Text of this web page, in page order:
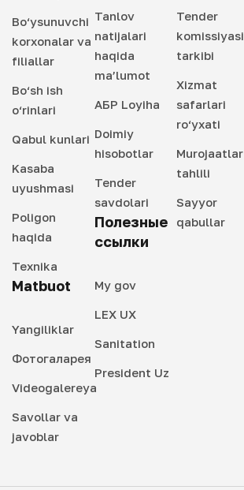
Bo‘ysunuvchi
korxonalar va
filiallar
Bo‘sh ish
o‘rinlari
Qabul kunlari
Kasaba
uyushmasi
Poligon
haqida
Texnika
Matbuot
Yangiliklar
Фотогаларея
Videogalereya
Savollar va
javoblar
Tanlov
natijalari
haqida
ma’lumot
АБР Loyiha
Doimiy
hisobotlar
Tender
savdolari
Полезные
ссылки
My gov
LEX UX
Sanitation
President Uz
Tender
komissiyasi
tarkibi
Xizmat
safarlari
ro‘yxati
Murojaatlar
tahlili
Sayyor
qabullar